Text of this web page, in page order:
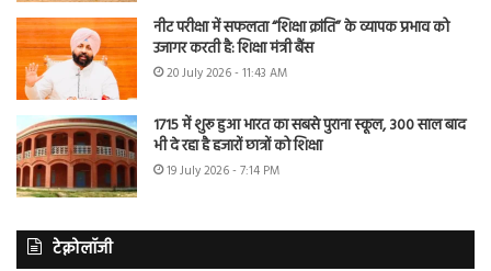
नीट परीक्षा में सफलता “शिक्षा क्रांति” के व्यापक प्रभाव को
उजागर करती है: शिक्षा मंत्री बैंस
20 July 2026 - 11:43 AM
1715 में शुरू हुआ भारत का सबसे पुराना स्कूल, 300 साल बाद
भी दे रहा है हजारों छात्रों को शिक्षा
19 July 2026 - 7:14 PM
टेक्नोलॉजी